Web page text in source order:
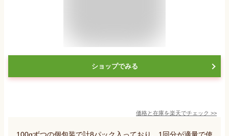
ショップでみる
価格と在庫を楽天でチェック >>